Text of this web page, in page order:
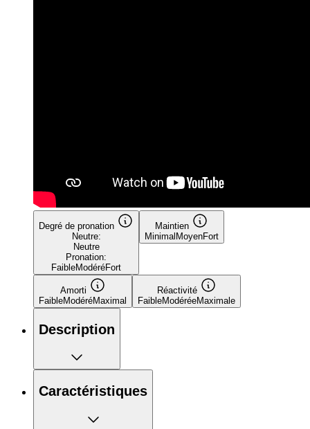
Degré de pronation
Neutre:
Neutre
Pronation:
FaibleModéréFort
Maintien
Minimal MoyenFort
Amorti
FaibleModéréMaximal
Réactivité
FaibleModéréeMaximale
Description
Caractéristiques